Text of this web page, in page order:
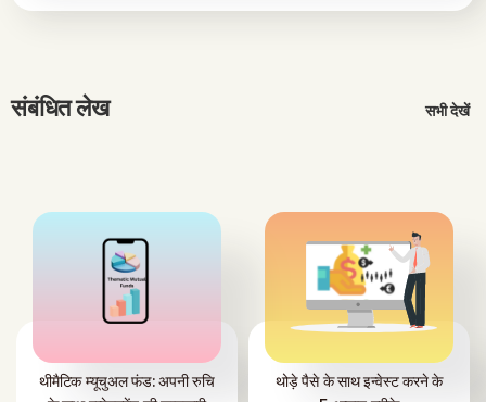
संबंधित लेख सभी देखें
थीमैटिक म्यूचुअल फंड: अपनी रुचि
थोड़े पैसे के साथ इन्वेस्ट करने के